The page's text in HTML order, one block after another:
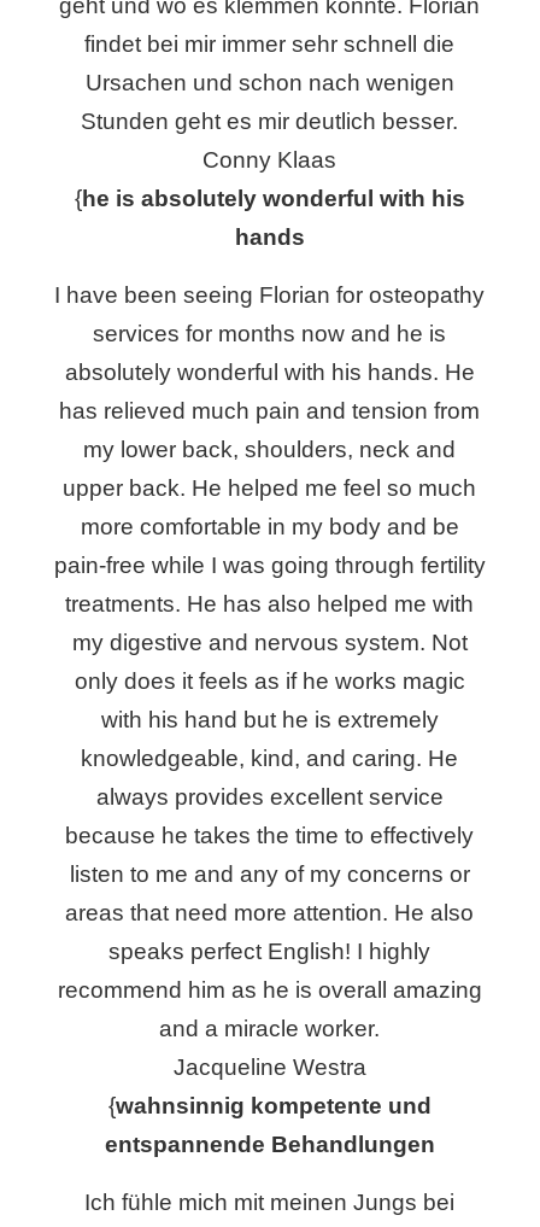
geht und wo es klemmen könnte. Florian
findet bei mir immer sehr schnell die
Ursachen und schon nach wenigen
Stunden geht es mir deutlich besser.
Conny Klaas
{he is absolutely wonderful with his
hands
I have been seeing Florian for osteopathy
services for months now and he is
absolutely wonderful with his hands. He
has relieved much pain and tension from
my lower back, shoulders, neck and
upper back. He helped me feel so much
more comfortable in my body and be
pain-free while I was going through fertility
treatments. He has also helped me with
my digestive and nervous system. Not
only does it feels as if he works magic
with his hand but he is extremely
knowledgeable, kind, and caring. He
always provides excellent service
because he takes the time to effectively
listen to me and any of my concerns or
areas that need more attention. He also
speaks perfect English! I highly
recommend him as he is overall amazing
and a miracle worker.
Jacqueline Westra
{wahnsinnig kompetente und
entspannende Behandlungen
Ich fühle mich mit meinen Jungs bei